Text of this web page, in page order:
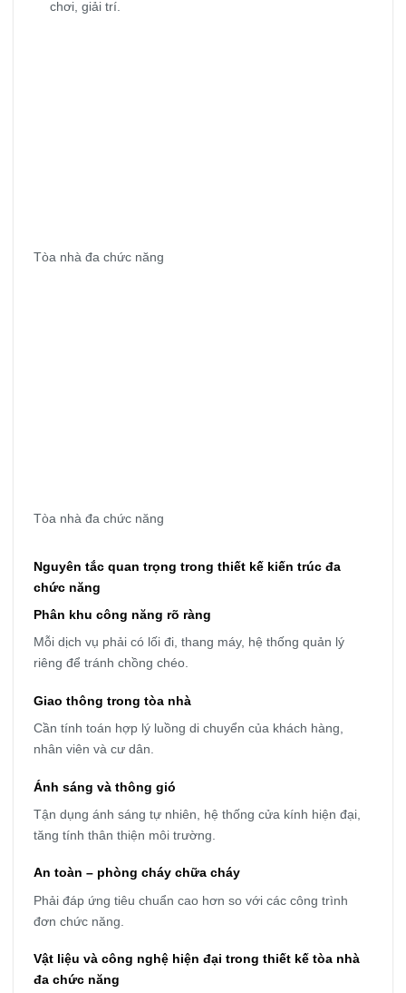
chơi, giải trí.
Tòa nhà đa chức năng
Tòa nhà đa chức năng
Nguyên tắc quan trọng trong thiết kế kiến trúc đa
chức năng
Phân khu công năng rõ ràng
Mỗi dịch vụ phải có lối đi, thang máy, hệ thống quản lý
riêng để tránh chồng chéo.
Giao thông trong tòa nhà
Cần tính toán hợp lý luồng di chuyển của khách hàng,
nhân viên và cư dân.
Ánh sáng và thông gió
Tận dụng ánh sáng tự nhiên, hệ thống cửa kính hiện đại,
tăng tính thân thiện môi trường.
An toàn – phòng cháy chữa cháy
Phải đáp ứng tiêu chuẩn cao hơn so với các công trình
đơn chức năng.
Vật liệu và công nghệ hiện đại trong thiết kế tòa nhà
đa chức năng